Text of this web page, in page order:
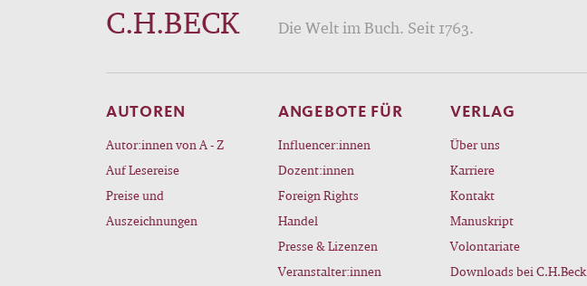
C.H.BECK Die Welt im Buch. Seit 1763.
AUTOREN
Autor:innen von A - Z
Auf Lesereise
Preise und
Auszeichnungen
ANGEBOTE FÜR
Influencer:innen
Dozent:innen
Foreign Rights
Handel
Presse & Lizenzen
Veranstalter:innen
VERLAG
Über uns
Karriere
Kontakt
Manuskript
Volontariate
Downloads bei C.H.Beck